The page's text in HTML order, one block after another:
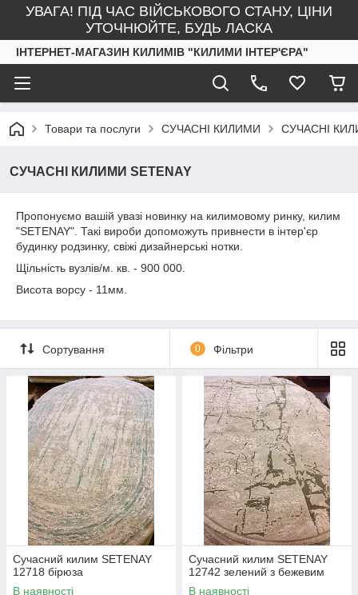
УВАГА! ПІД ЧАС ВІЙСЬКОВОГО СТАНУ, ЦІНИ
УТОЧНЮЙТЕ, БУДЬ ЛАСКА
ІНТЕРНЕТ-МАГАЗИН КИЛИМІВ "КИЛИМИ ІНТЕР'ЄРА"
Товари та послуги СУЧАСНІ КИЛИМИ СУЧАСНІ
СУЧАСНІ КИЛИМИ SETENAY
Пропонуємо вашій увазі новинку на килимовому ринку, килим
"SETENAY". Такі вироби допоможуть привнести в інтер'єр
будинку родзинку, свіжі дизайнерські нотки.
Щільність вузлів/м. кв. - 900 000.
Висота ворсу - 11мм.
Сортування 0 Фільтри
Сучасний килим SETENAY
12718 бірюза
В наявності
Сучасний килим SETENAY
12742 зелений з бежевим
В наявності